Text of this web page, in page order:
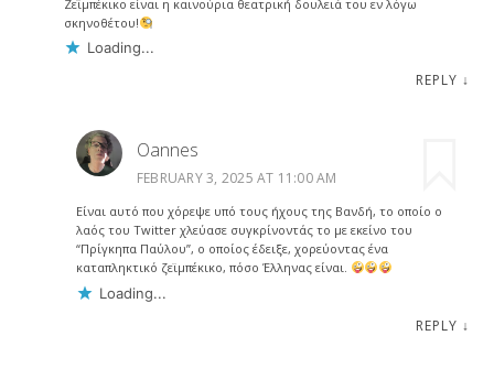
Ζεϊμπέκικο είναι η καινούρια θεατρική δουλειά του εν λόγω
σκηνοθέτου!
Loading...
REPLY ↓
Oannes
FEBRUARY 3, 2025 AT 11:00 AM
Είναι αυτό που χόρεψε υπό τους ήχους της Βανδή, το οποίο ο
λαός του Twitter χλεύασε συγκρίνοντάς το με εκείνο του
“Πρίγκηπα Παύλου”, ο οποίος έδειξε, χορεύοντας ένα
καταπληκτικό ζεϊμπέκικο, πόσο Έλληνας είναι.
Loading...
REPLY ↓